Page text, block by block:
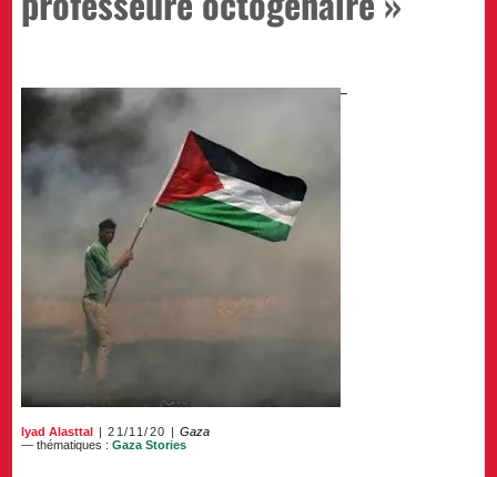
Iyad Alasttal 21/11/20
Gaza
— thématiques :Gaza Stories